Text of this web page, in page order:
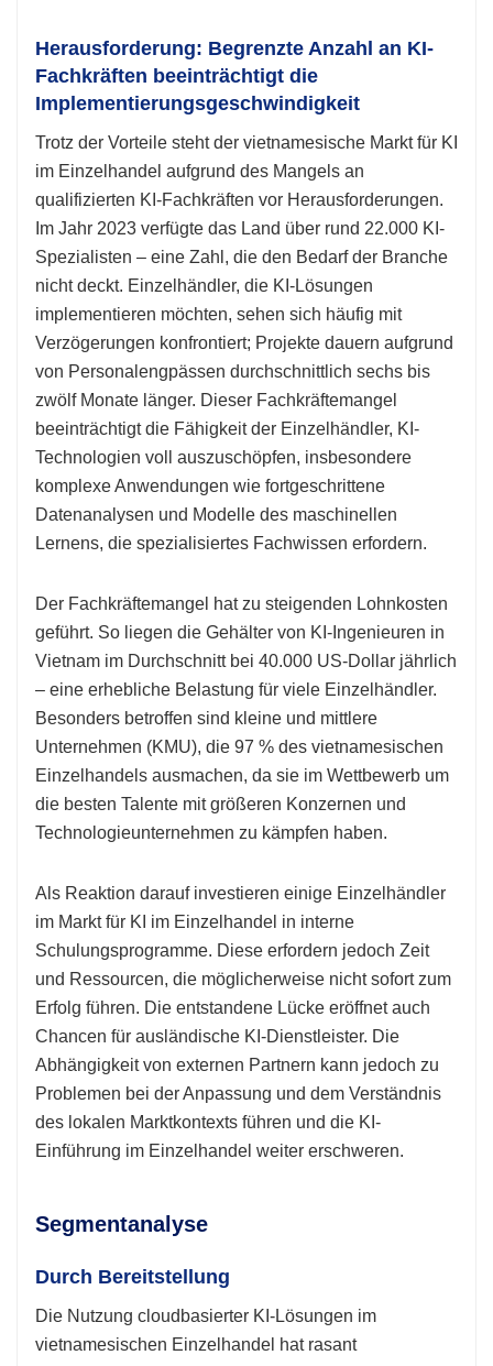
Herausforderung: Begrenzte Anzahl an KI-
Fachkräften beeinträchtigt die
Implementierungsgeschwindigkeit
Trotz der Vorteile steht der vietnamesische Markt für KI
im Einzelhandel aufgrund des Mangels an
qualifizierten KI-Fachkräften vor Herausforderungen.
Im Jahr 2023 verfügte das Land über rund 22.000 KI-
Spezialisten – eine Zahl, die den Bedarf der Branche
nicht deckt. Einzelhändler, die KI-Lösungen
implementieren möchten, sehen sich häufig mit
Verzögerungen konfrontiert; Projekte dauern aufgrund
von Personalengpässen durchschnittlich sechs bis
zwölf Monate länger. Dieser Fachkräftemangel
beeinträchtigt die Fähigkeit der Einzelhändler, KI-
Technologien voll auszuschöpfen, insbesondere
komplexe Anwendungen wie fortgeschrittene
Datenanalysen und Modelle des maschinellen
Lernens, die spezialisiertes Fachwissen erfordern.
Der Fachkräftemangel hat zu steigenden Lohnkosten
geführt. So liegen die Gehälter von KI-Ingenieuren in
Vietnam im Durchschnitt bei 40.000 US-Dollar jährlich
– eine erhebliche Belastung für viele Einzelhändler.
Besonders betroffen sind kleine und mittlere
Unternehmen (KMU), die 97 % des vietnamesischen
Einzelhandels ausmachen, da sie im Wettbewerb um
die besten Talente mit größeren Konzernen und
Technologieunternehmen zu kämpfen haben.
Als Reaktion darauf investieren einige Einzelhändler
im Markt für KI im Einzelhandel in interne
Schulungsprogramme. Diese erfordern jedoch Zeit
und Ressourcen, die möglicherweise nicht sofort zum
Erfolg führen. Die entstandene Lücke eröffnet auch
Chancen für ausländische KI-Dienstleister. Die
Abhängigkeit von externen Partnern kann jedoch zu
Problemen bei der Anpassung und dem Verständnis
des lokalen Marktkontexts führen und die KI-
Einführung im Einzelhandel weiter erschweren.
Segmentanalyse
Durch Bereitstellung
Die Nutzung cloudbasierter KI-Lösungen im
vietnamesischen Einzelhandel hat rasant